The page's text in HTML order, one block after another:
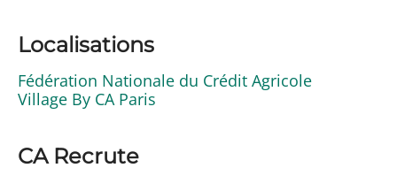
Localisations
Fédération Nationale du Crédit Agricole
Village By CA Paris
CA Recrute